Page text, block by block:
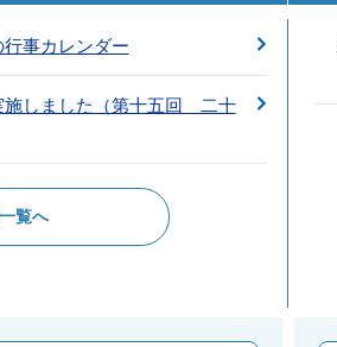
事カレンダー
施しました（第十五回 二十
覧へ